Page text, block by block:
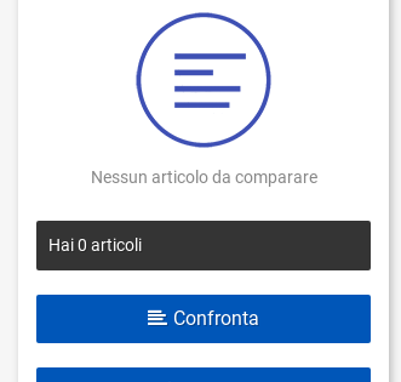
Nessun articolo da comparare
Hai0 articoli
Confronta